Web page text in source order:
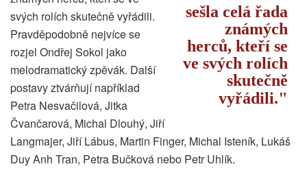
sešla celá řada
známých
herců, kteří se
ve svých rolích
skutečně
vyřádili.
svých rolích skutečně vyřádili.
Pravděpodobně nejvíce se
rozjel Ondřej Sokol jako
melodramatický zpěvák. Další
postavy ztvárňují například
Petra Nesvačilová, Jitka
Čvančarová, Michal Dlouhý, Jiří
Langmajer, Jiří Lábus, Martin Finger, Michal Isteník, Lukáš
Duy Anh Tran, Petra Bučková nebo Petr Uhlík.